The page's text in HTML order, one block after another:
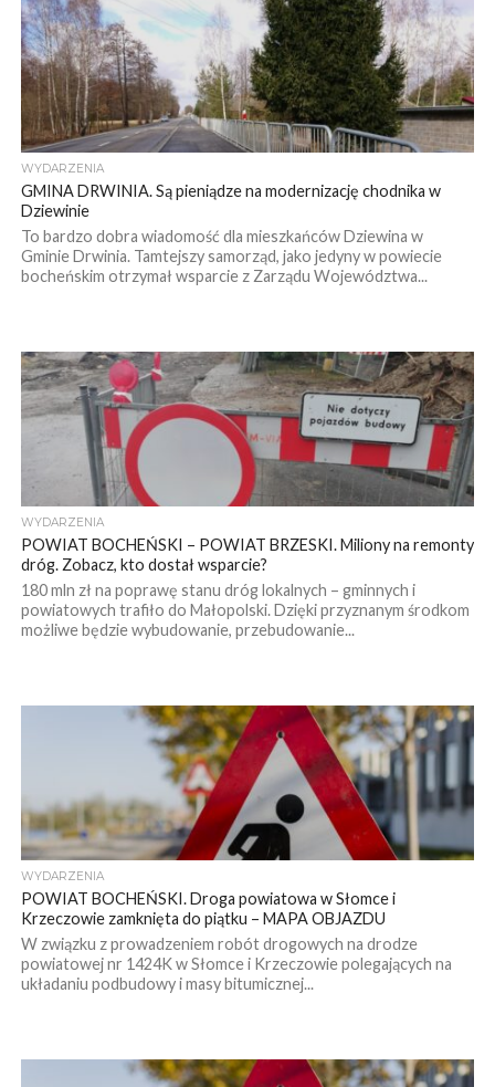
WYDARZENIA
GMINA DRWINIA. Są pieniądze na modernizację chodnika w
Dziewinie
To bardzo dobra wiadomość dla mieszkańców Dziewina w
Gminie Drwinia. Tamtejszy samorząd, jako jedyny w powiecie
bocheńskim otrzymał wsparcie z Zarządu Województwa...
WYDARZENIA
POWIAT BOCHEŃSKI – POWIAT BRZESKI. Miliony na remonty
dróg. Zobacz, kto dostał wsparcie?
180 mln zł na poprawę stanu dróg lokalnych – gminnych i
powiatowych trafiło do Małopolski. Dzięki przyznanym środkom
możliwe będzie wybudowanie, przebudowanie...
WYDARZENIA
POWIAT BOCHEŃSKI. Droga powiatowa w Słomce i
Krzeczowie zamknięta do piątku – MAPA OBJAZDU
W związku z prowadzeniem robót drogowych na drodze
powiatowej nr 1424K w Słomce i Krzeczowie polegających na
układaniu podbudowy i masy bitumicznej...